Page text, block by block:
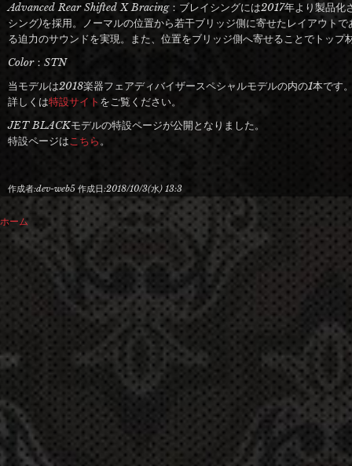
Advanced Rear Shifted X Bracing：ブレイシングには2017年より製品化
シング)を採用。ノーマルの位置から若干ブリッジ側に寄せたレイアウト
る迫力のサウンドを実現。また、位置をブリッジ側へ寄せることでトップ
Color：STN
当モデルは2018楽器フェアディバイザースペシャルモデルの内の1本です
詳しくは特設サイト をご覧ください。
JET BLACKモデルの特設ページが公開となりました。
特設ページはこちら。
作成者:dev-web5 作成日:2018/10/3(水) 13:3
現
在
地
ホーム